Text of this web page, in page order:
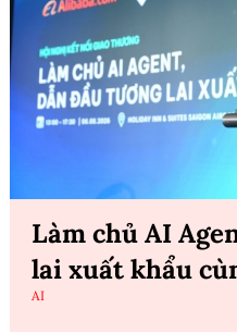
Làm chủ AI
lai xuất khẩu
AI